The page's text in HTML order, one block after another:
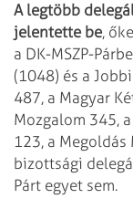
A legtöbb
jelentette be,
a DK-MSZP-
(1048) és a
487, a Magyar
Mozgalom 345,
123, a
bizottsági
Párt egyet sem.